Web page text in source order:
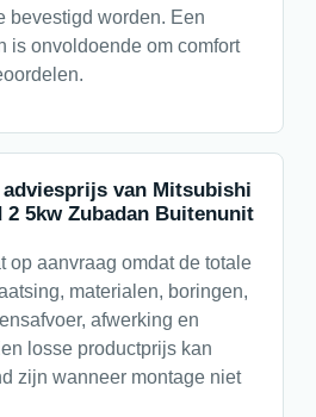
bevestigd worden. Een
is onvoldoende om comfort
adviesprijs van Mitsubishi
5kw Zubadan Buitenunit
op aanvraag omdat de totale
materialen, boringen,
afwerking en
losse productprijs kan
zijn wanneer montage niet